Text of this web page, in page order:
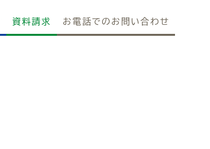
資料請求 お電話でのお問い合わせ